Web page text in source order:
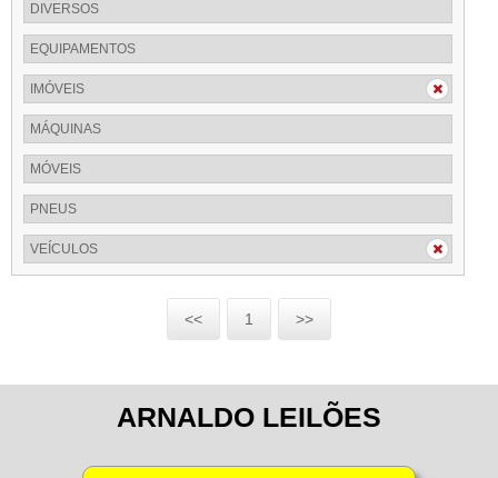
DIVERSOS
EQUIPAMENTOS
IMÓVEIS
MÁQUINAS
MÓVEIS
PNEUS
VEÍCULOS
<< 1 >>
ARNALDO LEILÕES